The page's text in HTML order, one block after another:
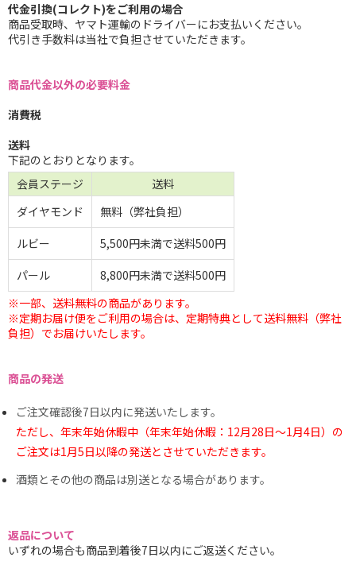
代金引換(コレクト)をご利用の場合
商品受取時、ヤマト運輸のドライバーにお支払いください。
代引き手数料は当社で負担させていただきます。
商品代金以外の必要料金
消費税
送料
下記のとおりとなります。
会員ステージ
送料
ダイヤモンド
無料（弊社負担）
ルビー
5,500円未満で送料500円
パール
8,800円未満で送料500円
※一部、送料無料の商品があります。
※定期お届け便をご利用の場合は、定期特典として送料無料（弊社
負担）でお届けいたします。
商品の発送
ご注文確認後7日以内に発送いたします。
ただし、年末年始休暇中（年末年始休暇：12月28日～1月4日）の
ご注文は1月5日以降の発送とさせていただきます。
酒類とその他の商品は別送となる場合があります。
返品について
いずれの場合も商品到着後7日以内にご返送ください。